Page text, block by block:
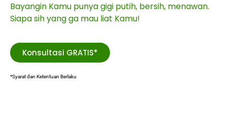
Bayangin Kamu punya gigi putih, bersih, menawan.
Siapa sih yang ga mau liat Kamu!
Konsultasi GRATIS*
*Syarat dan Ketentuan Berlaku